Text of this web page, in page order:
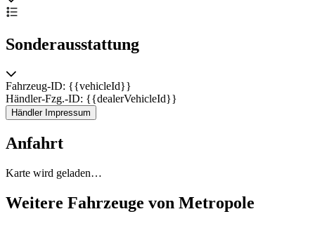
Sonderausstattung
Fahrzeug-ID: {{vehicleId}}
Händler-Fzg.-ID: {{dealerVehicleId}}
Händler Impressum
Anfahrt
Karte wird geladen…
Weitere Fahrzeuge von Metropole